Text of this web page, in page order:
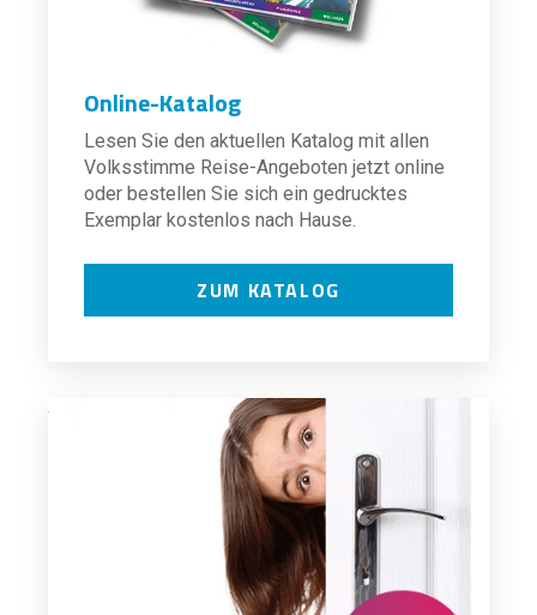
Online-Katalog
Lesen Sie den aktuellen Katalog mit allen
Volksstimme Reise-Angeboten jetzt online
oder bestellen Sie sich ein gedrucktes
Exemplar kostenlos nach Hause.
ZUM KATALOG